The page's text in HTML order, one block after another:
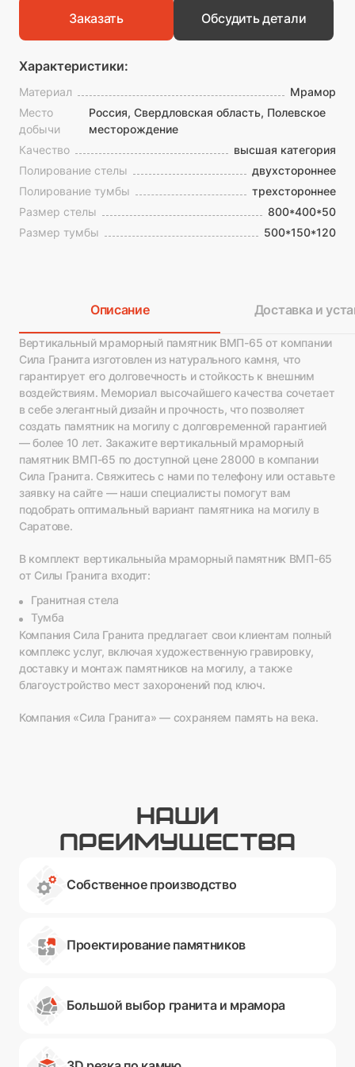
Характеристики:
Материал
Мрамор
Место
добычи
Россия, Свердловская область, Полевское
месторождение
Качество
высшая категория
Полирование стелы
двухстороннее
Полирование тумбы
трехстороннее
Размер стелы
800*400*50
Размер тумбы
500*150*120
Заказать Обсудить детали
Описание Доставка и
Вертикальный мраморный памятник ВМП-65 от компании
Сила Гранита изготовлен из натурального камня, что
гарантирует его долговечность и стойкость к внешним
воздействиям. Мемориал высочайшего качества сочетает
в себе элегантный дизайн и прочность, что позволяет
создать памятник на могилу с долговременной гарантией
— более 10 лет. Закажите вертикальный мраморный
памятник ВМП-65 по доступной цене 28000 в компании
Сила Гранита. Свяжитесь с нами по телефону или оставьте
заявку на сайте — наши специалисты помогут вам
подобрать оптимальный вариант памятника на могилу в
Саратове.
В комплект вертикальныйа мраморный памятник ВМП-65
от Силы Гранита входит:
Гранитная стела
Тумба
Компания Сила Гранита предлагает свои клиентам полный
комплекс услуг, включая художественную гравировку,
доставку и монтаж памятников на могилу, а также
благоустройство мест захоронений под ключ.
Компания «Сила Гранита» — сохраняем память на века.
НАШИ
ПРЕИМУЩЕСТВА
Собственное производство
Проектирование памятников
Большой выбор гранита и мрамора